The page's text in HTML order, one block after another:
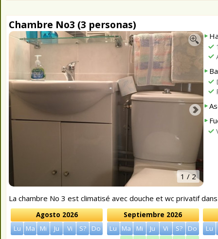
Chambre No3 (3 personas)
1 / 2
La chambre No 3 est climatisé avec douche et wc privatif
Agosto 2026
Lu Ma Mi Ju Vi S? Do
Septiembre 2026
Lu
Ma Mi Ju Vi S?
Do
Lu